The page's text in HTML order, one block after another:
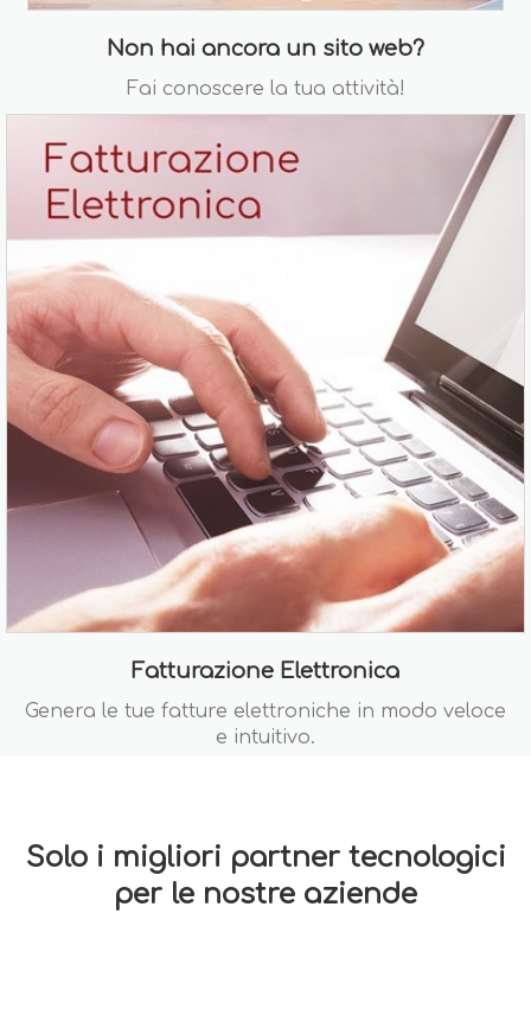
Non hai ancora un sito web?
Fai conoscere la tua attività!
Fatturazione Elettronica
Genera le tue fatture elettroniche in modo veloce
e intuitivo.
Solo i migliori partner tecnologici
per le nostre aziende